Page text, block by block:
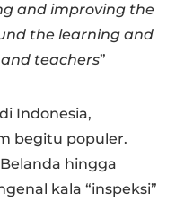
and improving the
the learning and
teachers”
Indonesia,
begitu populer.
hingga
kala “inspeksi”